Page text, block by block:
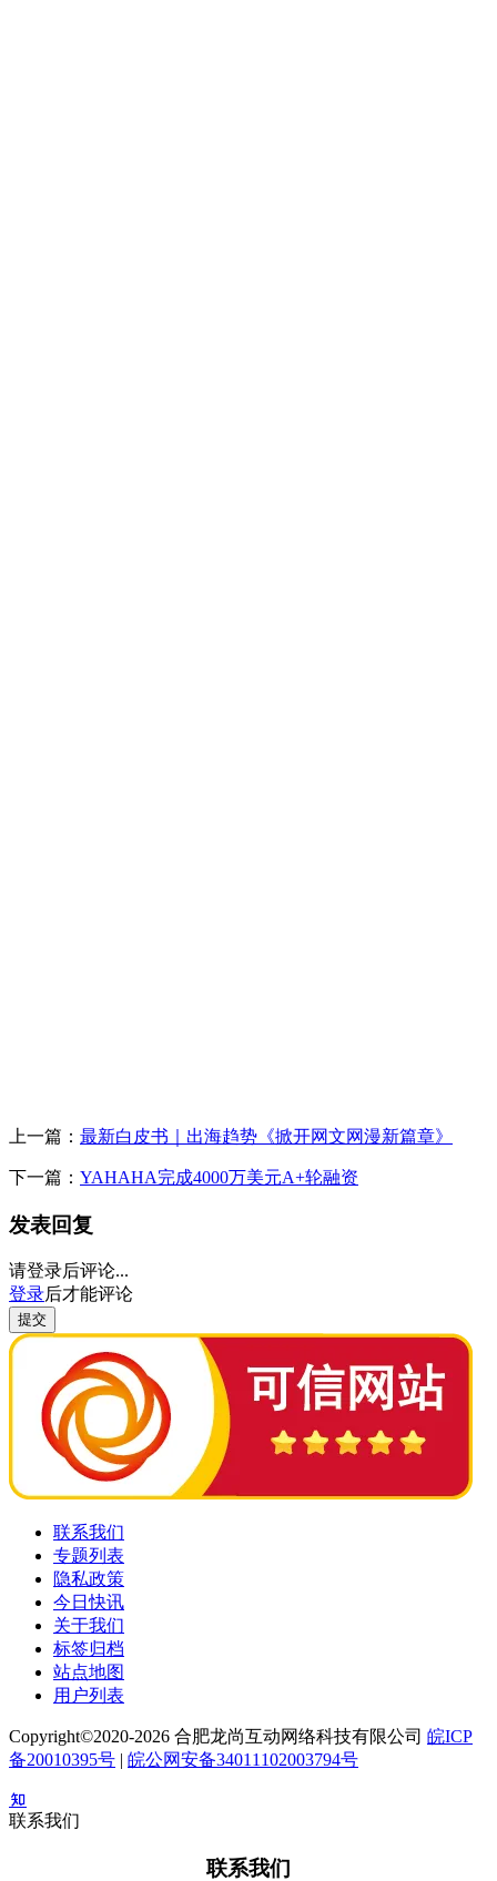
上一篇： 最新白皮书｜出海趋势《掀开网文网漫新篇章》
下一篇： YAHAHA完成4000万美元A+轮融资
发表回复
请登录后评论...
登录后才能评论
提交
联系我们
专题列表
隐私政策
今日快讯
关于我们
标签归档
站点地图
用户列表
Copyright©2020-2026 合肥龙尚互动网络科技有限公司 皖ICP
备20010395号 | 皖公网安备34011102003794号
联系我们
联系我们